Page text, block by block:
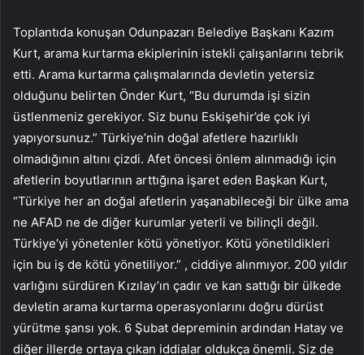
Toplantıda konuşan Odunpazarı Belediye Başkanı Kazım
Kurt, arama kurtarma ekiplerinin istekli çalışanlarını tebrik
etti. Arama kurtarma çalışmalarında devletin yetersiz
olduğunu belirten Önder Kurt, “Bu durumda işi sizin
üstlenmeniz gerekiyor. Siz bunu Eskişehir’de çok iyi
yapıyorsunuz.” Türkiye’nin doğal afetlere hazırlıklı
olmadığının altını çizdi. Afet öncesi önlem alınmadığı için
afetlerin boyutlarının arttığına işaret eden Başkan Kurt,
“Türkiye her an doğal afetlerin yaşanabileceği bir ülke ama
ne AFAD ne de diğer kurumlar yeterli ve bilinçli değil.
Türkiye’yi yönetenler kötü yönetiyor. Kötü yönetildikleri
için bu iş de kötü yönetiliyor.” , ciddiye alınmıyor. 200 yıldır
varlığını sürdüren Kızılay’ın çadır ve kan sattığı bir ülkede
devletin arama kurtarma operasyonlarını doğru dürüst
yürütme şansı yok. 6 Şubat depreminin ardından Hatay ve
diğer illerde ortaya çıkan iddialar oldukça önemli. Siz de